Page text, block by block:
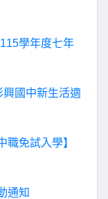
學年度七年
興國中新生活適
職免試入學】
通知